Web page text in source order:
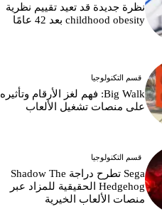
نظرة جديدة قد تعيد تقييم نظرية
childhood obesity بعد 42 عامًا
قسم التكنولوجيا
Big Walk: فهم لغز الأرقام وتأثيره
على منصات تشغيل الألعاب
قسم التكنولوجيا
Sega تطرح دراجة Shadow The
Hedgehog الحقيقية للمزاد عبر
منصات الألعاب الخيرية